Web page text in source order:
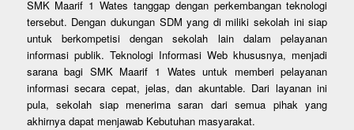
SMK Maarif 1 Wates tanggap dengan perkembangan teknologi
tersebut. Dengan dukungan SDM yang di miliki sekolah ini siap
untuk berkompetisi dengan sekolah lain dalam pelayanan
informasi publik. Teknologi Informasi Web khususnya, menjadi
sarana bagi SMK Maarif 1 Wates untuk memberi pelayanan
informasi secara cepat, jelas, dan akuntable. Dari layanan ini
pula, sekolah siap menerima saran dari semua pihak yang
akhirnya dapat menjawab Kebutuhan masyarakat.